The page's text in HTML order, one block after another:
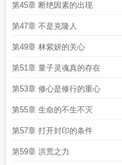
第45章 断绝因素的出现
第47章 不是克隆人
第49章 林紫妍的关心
第51章 量子灵魂真的存在
第53章 修心是修行的重心
第55章 生命的不生不灭
第57章 打开封印的条件
第59章 洪荒之力